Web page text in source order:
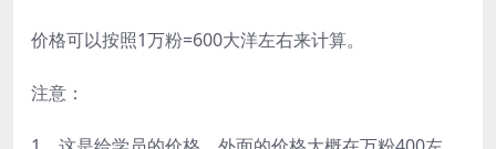
价格可以按照1万粉=600大洋左右来计算。
注意：